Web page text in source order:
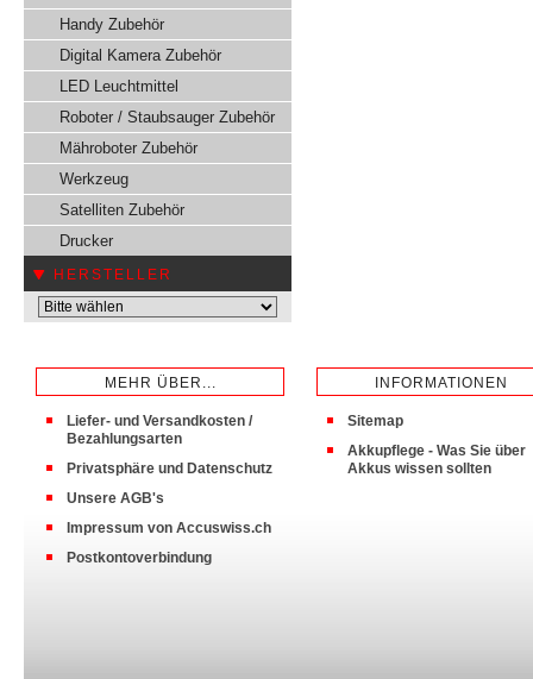
Handy Zubehör
Digital Kamera Zubehör
LED Leuchtmittel
Roboter / Staubsauger Zubehör
Mähroboter Zubehör
Werkzeug
Satelliten Zubehör
Drucker
HERSTELLER
MEHR ÜBER...
Liefer- und Versandkosten /
Bezahlungsarten
Privatsphäre und Datenschutz
Unsere AGB's
Impressum von Accuswiss.ch
Postkontoverbindung
INFORMATIONEN
Sitemap
Akkupflege - Was Sie über
Akkus wissen sollten